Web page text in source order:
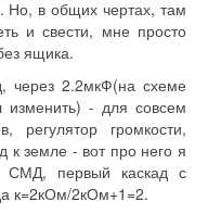
Но, в общих чертах, там
и свести, мне просто
ящика.
через 2.2мкФ(на схеме
изменить) - для совсем
регулятор громкости,
к земле - вот про него я
СМД, первый каскад с
к=2кОм/2кОм+1=2.